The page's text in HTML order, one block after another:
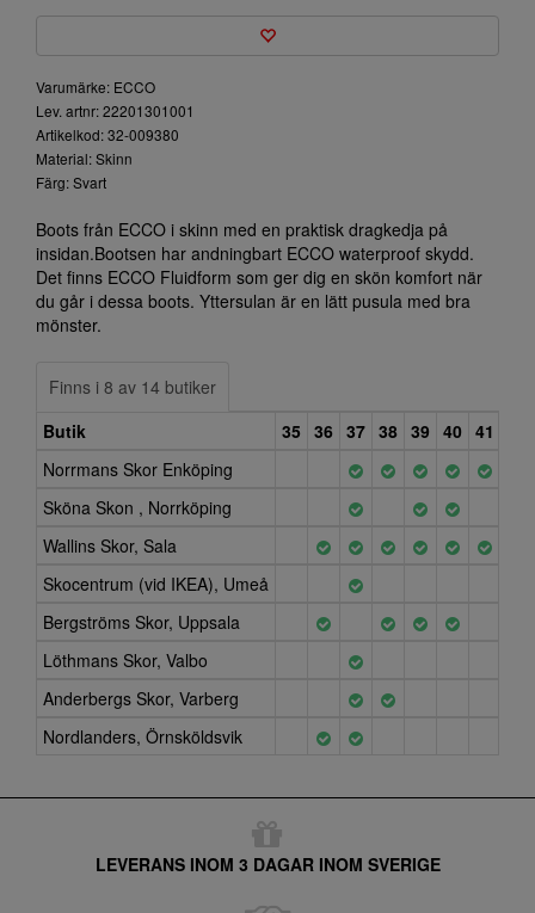
Varumärke: ECCO
Lev. artnr: 22201301001
Artikelkod: 32-009380
Material: Skinn
Färg: Svart
Boots från ECCO i skinn med en praktisk dragkedja på
insidan.Bootsen har andningbart ECCO waterproof skydd.
Det finns ECCO Fluidform som ger dig en skön komfort när
du går i dessa boots. Yttersulan är en lätt pusula med bra
mönster.
Finns i 8 av 14 butiker
Butik
35 36 37 38 39 40 41
Norrmans Skor Enköping
Sköna Skon , Norrköping
Wallins Skor, Sala
Skocentrum (vid IKEA), Umeå
Bergströms Skor, Uppsala
Löthmans Skor, Valbo
Anderbergs Skor, Varberg
Nordlanders, Örnsköldsvik
LEVERANS INOM 3 DAGAR INOM SVERIGE